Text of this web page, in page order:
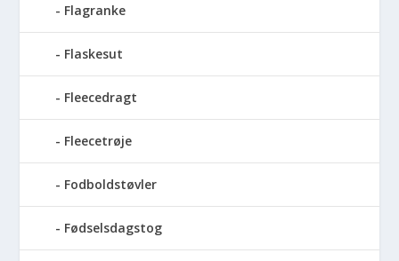
Flagranke
Flaskesut
Fleecedragt
Fleecetrøje
Fodboldstøvler
Fødselsdagstog